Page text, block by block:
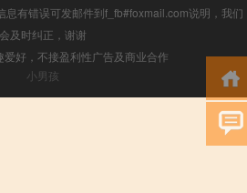
息有错误可发邮件到f_fb#foxmail.com说明，我们
会及时纠正，谢谢
好，不接盈利性广告及商业合作
小男孩